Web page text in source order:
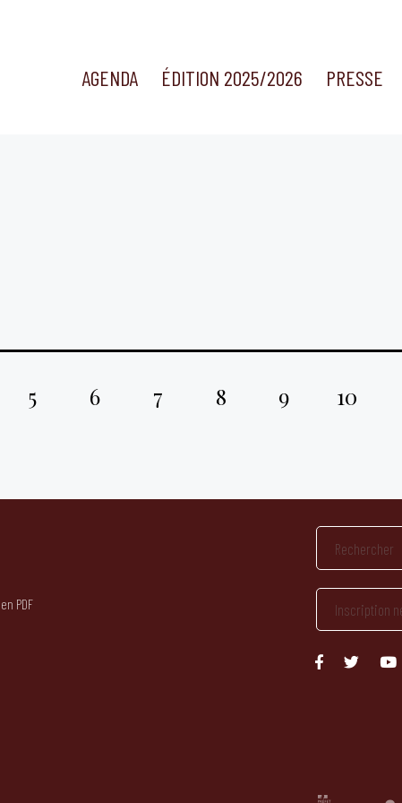
AGENDA ÉDITION 2025/2026 PRESSE
5 6 7 8 9 10
PDF